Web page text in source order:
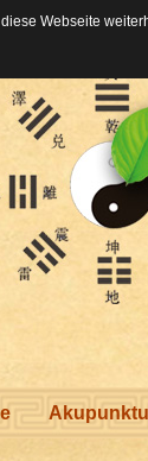
Webseite